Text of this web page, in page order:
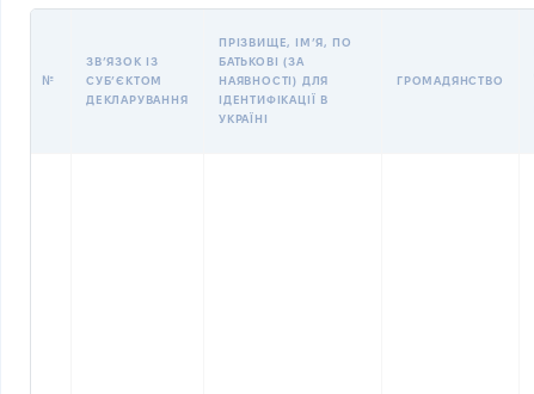
№
ЗВʼЯЗОК ІЗ
СУБʼЄКТОМ
ДЕКЛАРУВАННЯ
ПРІЗВИЩЕ, ІМʼЯ, ПО
БАТЬКОВІ (ЗА
НАЯВНОСТІ) ДЛЯ
ІДЕНТИФІКАЦІЇ В
УКРАЇНІ
ГРОМАДЯНСТВО